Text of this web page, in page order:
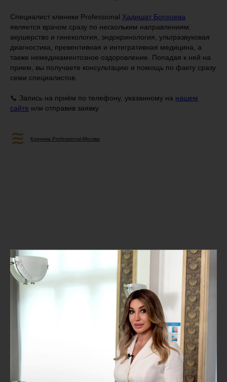
Специалист клиники Professional Хадишат Бопхоева
является врачом сразу по нескольким направлениям:
акушерство и гинекология, эндокринология, ультразвуковая
диагностика, превентивная и интегративная медицина, а
также немедикаментозное оздоровление. Попадая к ней на
прием, вы получаете консультацию и помощь по факту сразу
семи специалистов.
📞 Запись на приём по телефону, указанному на нашем
сайте или отправив заявку
Клиника Professional-Москва